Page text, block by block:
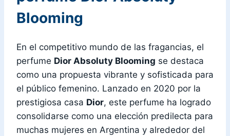
Blooming
En el competitivo mundo de las fragancias, el
perfume Dior Absoluty Blooming se destaca
como una propuesta vibrante y sofisticada para
el público femenino. Lanzado en 2020 por la
prestigiosa casa Dior, este perfume ha logrado
consolidarse como una elección predilecta para
muchas mujeres en Argentina y alrededor del